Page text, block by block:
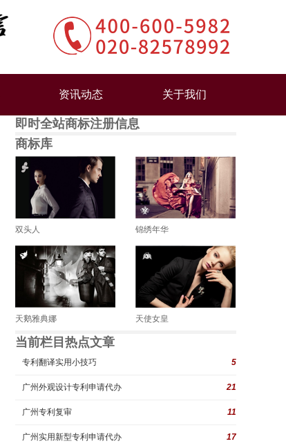
资讯动态 关于我们
即时全站商标注册信息
商标库
双头人 锦绣年华
天鹅雅典娜 天使女皇
当前栏目热点文章
专利翻译实用小技巧 5
广州外观设计专利申请代办 21
广州专利复审 11
广州实用新型专利申请代办 17